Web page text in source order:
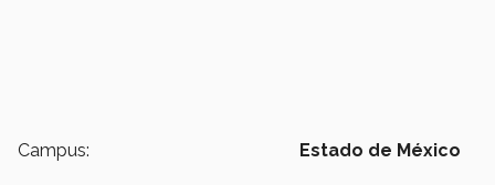
Campus: Estado de México